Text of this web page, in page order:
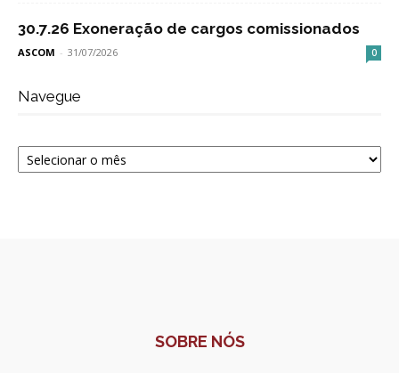
30.7.26 Exoneração de cargos comissionados
ASCOM - 31/07/2026 0
Navegue
Navegue
SOBRE NÓS